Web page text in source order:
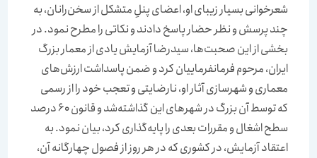
شعر‌خوانی بسیار زیبای او، اعضای پنلِ متشکل از سخن‌رانان، به
چند پرسش و نظر حضار پاسخ دادند و نکاتی را مطرح نمود. در
بخشی از این صحبت‌ها، سیدرضا آزمایش یادی از معمار بزرگ
ایران، مرحوم فرمانفرماییان کرد و ضمن پاسداشت ارزش‌های
معماری و شهرسازی آثار او، نارضایتی و تعجب خود را از رسمی
که توسط آن بزرگ در شهرهای این گذاشته‌شد و قانون 60 درصد
سطح اشغال و مقررات بعدی را پایه‌گذاری کرد، بیان نمود. به
اعتقاد آزمایش، در کشوری که در هر روز از فصول چهارگانه آن،